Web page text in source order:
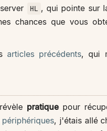
HL , qui pointe sur
chances que vous
articles précédents, qui
pratiquepour
, j'étais allé